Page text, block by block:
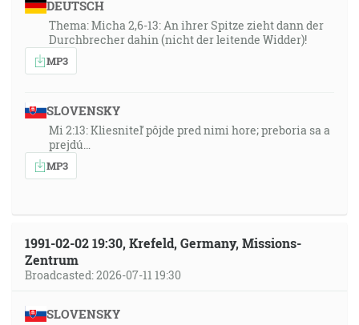
DEUTSCH
Thema: Micha 2,6-13: An ihrer Spitze zieht dann der
Durchbrecher dahin (nicht der leitende Widder)!
MP3
SLOVENSKY
Mi 2:13: Kliesniteľ pôjde pred nimi hore; preboria sa a
prejdú…
MP3
1991-02-02 19:30, Krefeld, Germany, Missions-
Zentrum
Broadcasted: 2026-07-11 19:30
SLOVENSKY